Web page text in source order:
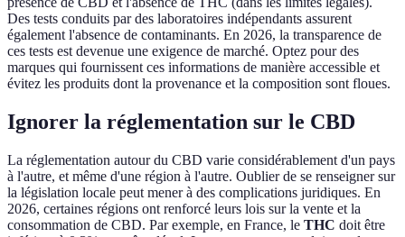
Des tests conduits par des laboratoires indépendants assurent
également l'absence de contaminants. En 2026, la transparence de
ces tests est devenue une exigence de marché. Optez pour des
marques qui fournissent ces informations de manière accessible et
évitez les produits dont la provenance et la composition sont floues.
Ignorer la réglementation sur le CBD
La réglementation autour du CBD varie considérablement d'un pays
à l'autre, et même d'une région à l'autre. Oublier de se renseigner sur
la législation locale peut mener à des complications juridiques. En
2026, certaines régions ont renforcé leurs lois sur la vente et la
consommation de CBD. Par exemple, en France, le THC doit être